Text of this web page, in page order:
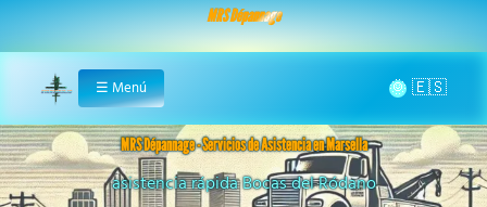
MRS Dépannage
Home
☰ Menú 🌞
MRS Dépannage - Servicios de Asistencia en Marsella
asistencia 24/7 Marsella